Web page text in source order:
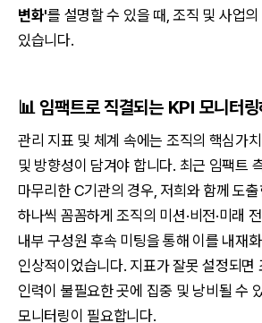
변화'를 설명할 수 있을 때, 조직 및 사업
있습니다.
📊임팩트로 직결되는 KPI 모니터링
관리 지표 및 체계 속에는 조직의 핵심가
및 방향성이 담겨야 합니다. 최근 임팩트
마무리한 C기관의 경우, 저희와 함께 도
하나씩 꼼꼼하게 조직의 미션·비전·미래
내부 구성원 후속 미팅을 통해 이를 내재
인상적이었습니다. 지표가 잘못 설정되면
인력이 불필요한 곳에 집중 및 낭비될 수
모니터링이 필요합니다.